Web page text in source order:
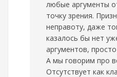
любые аргументы
точку зрения.
неправоту, даже
казалось бы нет
аргументов,
А мы говорим про
Отсутствует как